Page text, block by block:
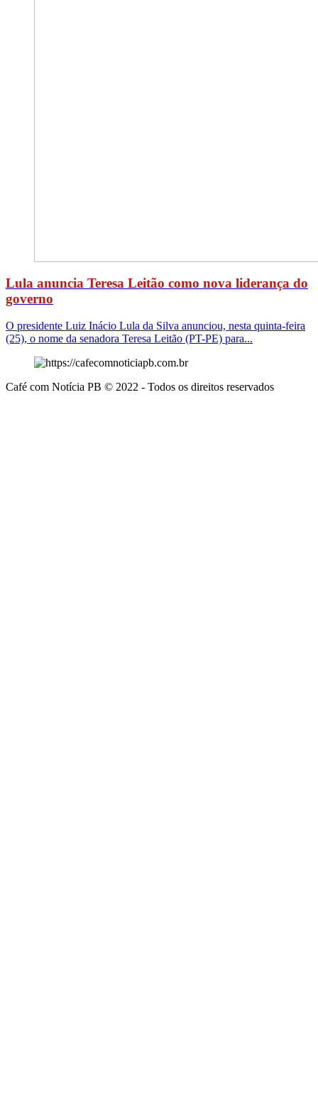
Lula anuncia Teresa Leitão como nova liderança do
governo
O presidente Luiz Inácio Lula da Silva anunciou, nesta quinta-feira
(25), o nome da senadora Teresa Leitão (PT-PE) para...
Café com Notícia PB © 2022 - Todos os direitos reservados